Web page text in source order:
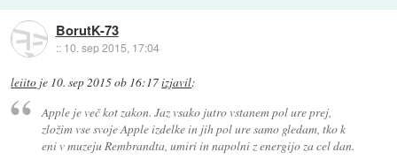
BorutK-73
:: 10. sep 2015, 17:04
leiito je 10. sep 2015 ob 16:17izjavil:
Apple je več kot zakon. Jaz vsako jutro vstanem pol ure prej,
zložim vse svoje Apple izdelke in jih pol ure samo gledam, tko k
eni v muzeju Rembrandta, umiri in napolni z energijo za cel dan.